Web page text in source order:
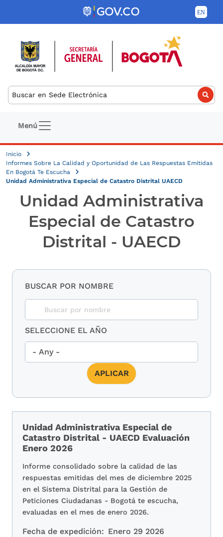
Pasar al contenido principal
Buscar
Navegación principal
Menú
Inicio
Informes Sobre La Calidad y Oportunidad de Las Respuestas Emitidas
En Bogotá Te Escucha
Unidad Administrativa Especial de Catastro Distrital UAECD
Unidad Administrativa
Especial de Catastro
Distrital - UAECD
BUSCAR POR NOMBRE
SELECCIONE EL AÑO
Unidad Administrativa Especial de
Catastro Distrital - UAECD Evaluación
Enero 2026
Informe consolidado sobre la calidad de las
respuestas emitidas del mes de diciembre 2025
en el Sistema Distrital para la Gestión de
Peticiones Ciudadanas - Bogotá te escucha,
evaluadas en el mes de enero 2026.
Fecha de expedición: Enero 29 2026